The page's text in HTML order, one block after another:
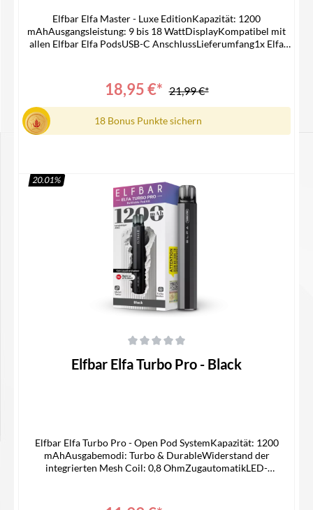
Elfbar Elfa Master - Luxe EditionKapazität: 1200
mAhAusgangsleistung: 9 bis 18 WattDisplayKompatibel mit
allen Elfbar Elfa PodsUSB-C AnschlussLieferumfang1x Elfa
18,95 €* 21,99 €*
18 Bonus Punkte sichern
Details
20.01%
Elfbar Elfa Turbo Pro - Black
Elfbar Elfa Turbo Pro - Open Pod SystemKapazität: 1200
mAhAusgabemodi: Turbo & DurableWiderstand der
integrierten Mesh Coil: 0,8 OhmZugautomatikLED-
Pro Akku1x Elfa Turbo Pod mit integrierter Mesh Coil 0,8